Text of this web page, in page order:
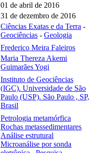
01 de abril de 2016
31 de dezembro de 2016
Ciências Exatas e da Terra -
Geociências - Geologia
Frederico Meira Faleiros
Maria Thereza Akemi
Guimarães Yogi
Instituto de Geociências
(IGC). Universidade de São
Paulo (USP). São Paulo , SP,
Brasil
Petrologia metamórfica
Rochas metassedimentares
Análise estrutural
Microanálise por sonda